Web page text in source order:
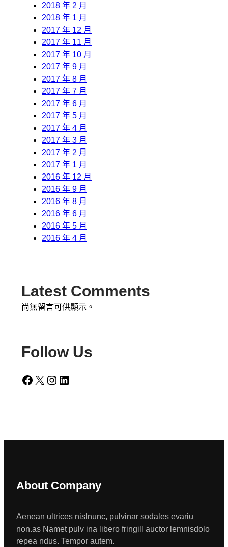
2018 年 2 月
2018 年 1 月
2017 年 12 月
2017 年 11 月
2017 年 10 月
2017 年 9 月
2017 年 8 月
2017 年 7 月
2017 年 6 月
2017 年 5 月
2017 年 4 月
2017 年 3 月
2017 年 2 月
2017 年 1 月
2016 年 12 月
2016 年 9 月
2016 年 8 月
2016 年 6 月
2016 年 5 月
2016 年 4 月
Latest Comments
尚無留言可供顯示。
Follow Us
Facebook X Instagram LinkedIn
About Company
Aenean ultrices nislnunc, pulvinar sodales evariu
non.as Namet pulv ina libero fringill auctor lemnisdolo
repea ndus. Tempor autem.